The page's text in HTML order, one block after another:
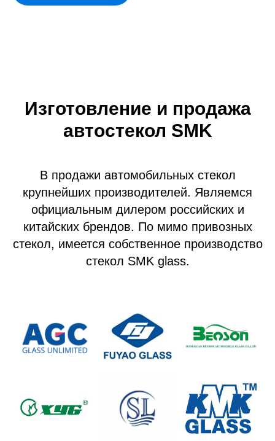
Изготовление и продажа
автостекол SMK
В продажи автомобильных стекол
крупнейших производителей. Являемся
официальным дилером российских и
китайских брендов. По мимо привозных
стекол, имеется собственное производство
стекол SMK glass.